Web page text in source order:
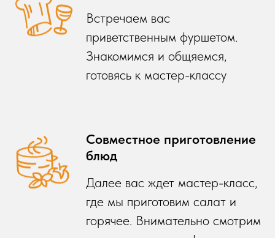
Встречаем вас
приветственным фуршетом.
Знакомимся и общяемся,
готовясь к мастер-классу
Совместное приготовление
блюд
Далее вас ждет мастер-класс,
где мы приготовим салат и
горячее. Внимательно смотрим